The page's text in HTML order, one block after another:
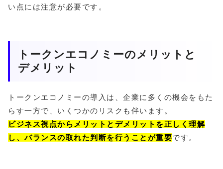
い点には注意が必要です。
トークンエコノミーのメリットと
デメリット
トークンエコノミーの導入は、企業に多くの機会をもた
らす一方で、いくつかのリスクも伴います。
ビジネス視点からメリットとデメリットを正しく理解
し、バランスの取れた判断を行うことが重要です。